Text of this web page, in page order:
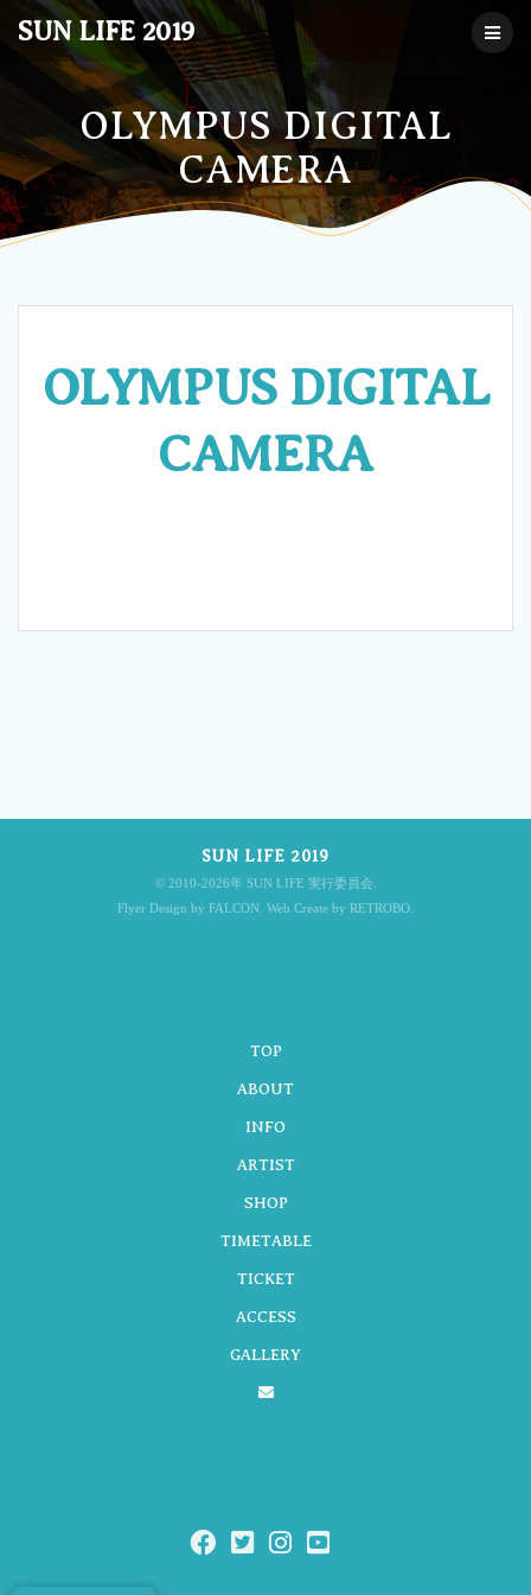
コ
ン
テ
ン
ツ
へ
ス
キ
ッ
SUN LIFE 2019
OLYMPUS DIGITAL
CAMERA
OLYMPUS DIGITAL
CAMERA
SUN LIFE 2019
© 2010-2026年 SUN LIFE 実行委員会.
Flyer Design by FALCON. Web Create by RETROBO.
TOP
ABOUT
INFO
ARTIST
SHOP
TIMETABLE
TICKET
ACCESS
GALLERY